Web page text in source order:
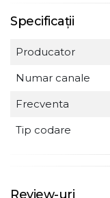
Specificații
Producator
Numar canale
Frecventa
Tip codare
Review-uri